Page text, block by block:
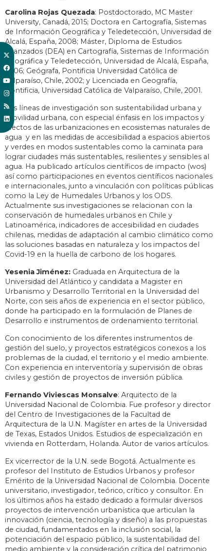
Carolina Rojas Quezada: Postdoctorado, MC Master
University, Canadá, 2015; Doctora en Cartografía, Sistemas
de Información Geográfica y Teledetección, Universidad de
Alcalá, España, 2008; Máster, Diploma de Estudios
Avanzados (DEA) en Cartografía, Sistemas de Información
Geográfica y Teledetección, Universidad de Alcalá, España,
2006; Geógrafa, Pontificia Universidad Católica de
Valparaíso, Chile, 2002; y Licenciada en Geografía,
Pontificia, Universidad Católica de Valparaíso, Chile, 2001.
Sus líneas de investigación son sustentabilidad urbana y
movilidad urbana, con especial énfasis en los impactos y
efectos de las urbanizaciones en ecosistemas naturales de
agua y en las medidas de accesibilidad a espacios abiertos
y verdes en modos sustentables como la caminata para
lograr ciudades más sustentables, resilientes y sensibles al
agua. Ha publicado artículos científicos de impacto (wos)
así como participaciones en eventos científicos nacionales
e internacionales, junto a vinculación con políticas públicas
como la Ley de Humedales Urbanos y los ODS.
Actualmente sus investigaciones se relacionan con la
conservación de humedales urbanos en Chile y
Latinoamérica, indicadores de accesibilidad en ciudades
chilenas, medidas de adaptación al cambio climático como
las soluciones basadas en naturaleza y los impactos del
Covid-19 en la huella de carbono de los hogares.
Yesenia Jiménez: Graduada en Arquitectura de la
Universidad del Atlántico y candidata a Magister en
Urbanismo y Desarrollo Territorial en la Universidad del
Norte, con seis años de experiencia en el sector público,
donde ha participado en la formulación de Planes de
Desarrollo e instrumentos de ordenamiento territorial.
Con conocimiento de los diferentes instrumentos de
gestión del suelo, y proyectos estratégicos conexos a los
problemas de la ciudad, el territorio y el medio ambiente.
Con experiencia en interventoría y supervisión de obras
civiles y gestión de proyectos de inversión pública.
Fernando Viviescas Monsalve: Arquitecto de la
Universidad Nacional de Colombia. Fue profesor y director
del Centro de Investigaciones de la Facultad de
Arquitectura de la U.N. Magíster en artes de la Universidad
de Texas, Estados Unidos. Estudios de especialización en
vivienda en Rotterdam, Holanda. Autor de varios artículos.
Ex vicerrector de la U.N. sede Bogotá. Actualmente es
profesor del Instituto de Estudios Urbanos y profesor
Emérito de la Universidad Nacional de Colombia. Docente
universitario, investigador, teórico, crítico y consultor. En
los últimos años ha estado dedicado a formular diversos
proyectos de intervención urbanística que articulan la
innovación (ciencia, tecnología y diseño) a las propuestas
de ciudad, fundamentados en la inclusión social, la
potenciación del espacio público, la sustentabilidad del
medio ambiente y la consideración crítica del patrimonio